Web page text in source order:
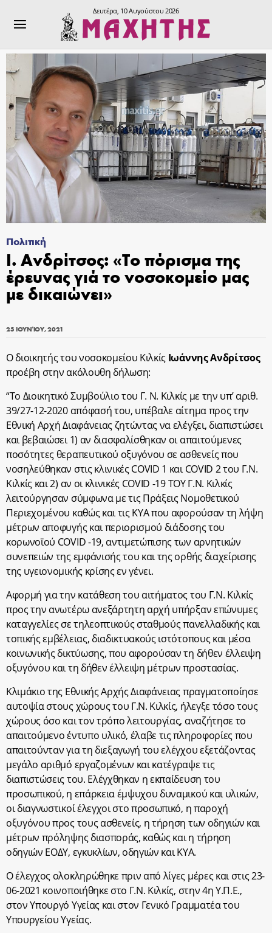
Δευτέρα, 10 Αυγούστου 2026
Πολιτική
Ι. Ανδρίτσος: «Το πόρισμα της
έρευνας γιά το νοσοκομείο μας
με δικαιώνει»
25 ΙΟΥΝΊΟΥ, 2021
Ο διοικητής του νοσοκομείου Κιλκίς Ιωάννης Ανδρίτσος
προέβη στην ακόλουθη δήλωση:
“Το Διοικητικό Συμβούλιο του Γ. Ν. Κιλκίς με την υπ’ αριθ.
39/27-12-2020 απόφασή του, υπέβαλε αίτημα προς την
Εθνική Αρχή Διαφάνειας ζητώντας να ελέγξει, διαπιστώσει
και βεβαιώσει 1) αν διασφαλίσθηκαν οι απαιτούμενες
ποσότητες θεραπευτικού οξυγόνου σε ασθενείς που
νοσηλεύθηκαν στις κλινικές COVID 1 και COVID 2 του Γ.Ν.
Κιλκίς και 2) αν οι κλινικές COVID -19 ΤΟΥ Γ.Ν. Κιλκίς
λειτούργησαν σύμφωνα με τις Πράξεις Νομοθετικού
Περιεχομένου καθώς και τις ΚΥΑ που αφορούσαν τη λήψη
μέτρων αποφυγής και περιορισμού διάδοσης του
κορωνοϊού COVID -19, αντιμετώπισης των αρνητικών
συνεπειών της εμφάνισής του και της ορθής διαχείρισης
της υγειονομικής κρίσης εν γένει.
Αφορμή για την κατάθεση του αιτήματος του Γ.Ν. Κιλκίς
προς την ανωτέρω ανεξάρτητη αρχή υπήρξαν επώνυμες
καταγγελίες σε τηλεοπτικούς σταθμούς πανελλαδικής και
τοπικής εμβέλειας, διαδικτυακούς ιστότοπους και μέσα
κοινωνικής δικτύωσης, που αφορούσαν τη δήθεν έλλειψη
οξυγόνου και τη δήθεν έλλειψη μέτρων προστασίας.
Κλιμάκιο της Εθνικής Αρχής Διαφάνειας πραγματοποίησε
αυτοψία στους χώρους του Γ.Ν. Κιλκίς, ήλεγξε τόσο τους
χώρους όσο και τον τρόπο λειτουργίας, αναζήτησε το
απαιτούμενο έντυπο υλικό, έλαβε τις πληροφορίες που
απαιτούνταν για τη διεξαγωγή του ελέγχου εξετάζοντας
μεγάλο αριθμό εργαζομένων και κατέγραψε τις
διαπιστώσεις του. Ελέγχθηκαν η εκπαίδευση του
προσωπικού, η επάρκεια έμψυχου δυναμικού και υλικών,
οι διαγνωστικοί έλεγχοι στο προσωπικό, η παροχή
οξυγόνου προς τους ασθενείς, η τήρηση των οδηγιών και
μέτρων πρόληψης διασποράς, καθώς και η τήρηση
οδηγιών ΕΟΔΥ, εγκυκλίων, οδηγιών και ΚΥΑ.
Ο έλεγχος ολοκληρώθηκε πριν από λίγες μέρες και στις 23-
06-2021 κοινοποιήθηκε στο Γ.Ν. Κιλκίς, στην 4η Υ.Π.Ε.,
στον Υπουργό Υγείας και στον Γενικό Γραμματέα του
Υπουργείου Υγείας.